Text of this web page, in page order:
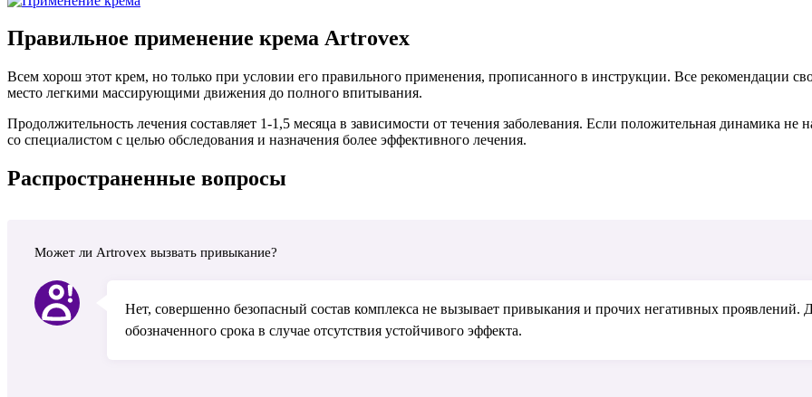
Правильное применение крема Artrovex
Всем хорош этот крем, но только при условии его правильного применения, прописанного в инструкции. Все рекомендации
место легкими массирующими движения до полного впитывания.
Продолжительность лечения составляет 1-1,5 месяца в зависимости от течения заболевания. Если положительная динамика не
со специалистом с целью обследования и назначения более эффективного лечения.
Распространенные вопросы
Может ли Artrovex вызвать привыкание?
Нет, совершенно безопасный состав комплекса не вызывает привыкания и прочих негативных проявлений.
обозначенного срока в случае отсутствия устойчивого эффекта.